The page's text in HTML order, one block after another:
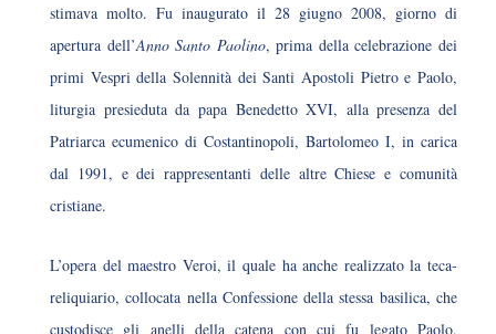
stimava molto. Fu inaugurato il 28 giugno 2008, giorno di
apertura dell’Anno Santo Paolino, prima della celebrazione dei
primi Vespri della Solennità dei Santi Apostoli Pietro e Paolo,
liturgia presieduta da papa Benedetto XVI, alla presenza del
Patriarca ecumenico di Costantinopoli, Bartolomeo I, in carica
dal 1991, e dei rappresentanti delle altre Chiese e comunità
cristiane.
L’opera del maestro Veroi, il quale ha anche realizzato la teca-
reliquiario, collocata nella Confessione della stessa basilica, che
custodisce gli anelli della catena con cui fu legato Paolo,